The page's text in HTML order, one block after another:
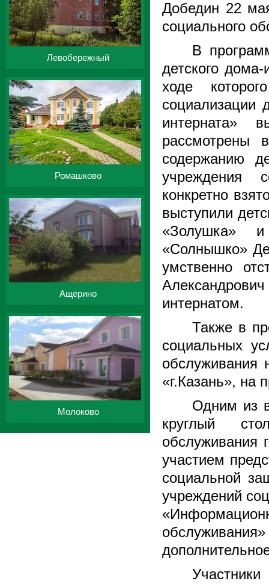
Добедин 22
социального
В
детского
ходе
социализации
интерната»
рассмотрены
содержанию
учреждения
конкретно
выступили
«Золушка» и
«Солнышко»
умственно
интернатом.
Также в
социальных
обслуживания
«г.Казань», на
Одним из
круглый
обслуживания
участием
социальной
учреждений
Левобережный
Ромашково
Ащерино
Молоково